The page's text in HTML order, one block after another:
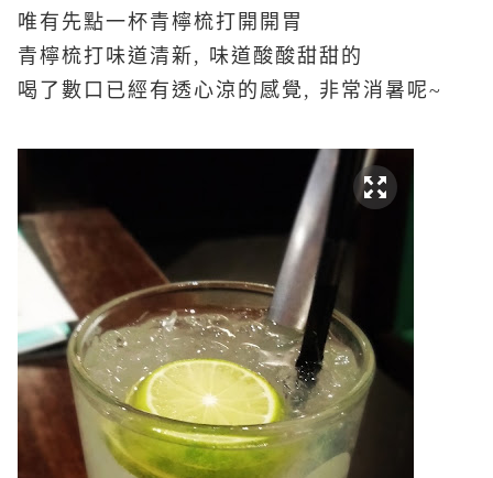
唯有先點一杯青檸梳打開開胃
青檸梳打味道清新, 味道酸酸甜甜的
喝了數口已經有透心涼的感覺, 非常消暑呢~